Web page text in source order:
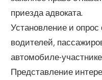
приезда адвоката.
Установление и
водителей,
автомобиле-
Представление